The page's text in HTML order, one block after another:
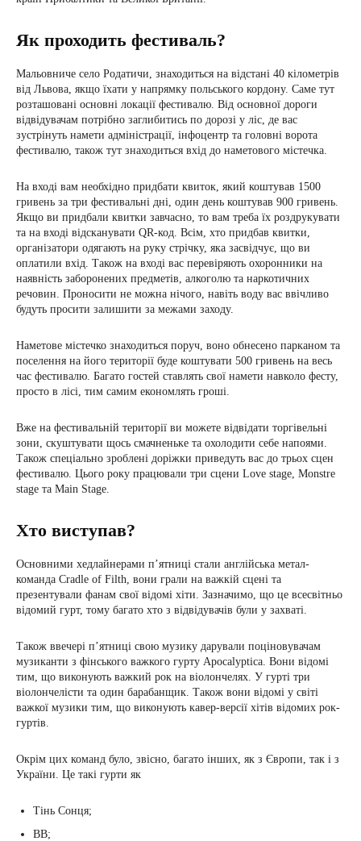
Як проходить фестиваль?
Мальовниче село Родатичи, знаходиться на відстані 40 кілометрів
від Львова, якщо їхати у напрямку польського кордону. Саме тут
розташовані основні локації фестивалю. Від основної дороги
відвідувачам потрібно заглибитись по дорозі у ліс, де вас
зустрінуть намети адміністрації, інфоцентр та головні ворота
фестивалю, також тут знаходиться вхід до наметового містечка.
На вході вам необхідно придбати квиток, який коштував 1500
гривень за три фестивальні дні, один день коштував 900 гривень.
Якщо ви придбали квитки завчасно, то вам треба їх роздрукувати
та на вході відсканувати QR-код. Всім, хто придбав квитки,
організатори одягають на руку стрічку, яка засвідчує, що ви
оплатили вхід. Також на вході вас перевіряють охоронники на
наявність заборонених предметів, алкоголю та наркотичних
речовин. Проносити не можна нічого, навіть воду вас ввічливо
будуть просити залишити за межами заходу.
Наметове містечко знаходиться поруч, воно обнесено парканом та
поселення на його території буде коштувати 500 гривень на весь
час фестивалю. Багато гостей ставлять свої намети навколо фесту,
просто в лісі, тим самим економлять гроші.
Вже на фестивальній території ви можете відвідати торгівельні
зони, скуштувати щось смачненьке та охолодити себе напоями.
Також спеціально зроблені доріжки приведуть вас до трьох сцен
фестивалю. Цього року працювали три сцени Love stage, Monstre
stage та Main Stage.
Хто виступав?
Основними хедлайнерами п’ятниці стали англійська метал-
команда Cradle of Filth, вони грали на важкій сцені та
презентували фанам свої відомі хіти. Зазначимо, що це всесвітньо
відомий гурт, тому багато хто з відвідувачів були у захваті.
Також ввечері п’ятниці свою музику дарували поціновувачам
музиканти з фінського важкого гурту Apocalyptica. Вони відомі
тим, що виконують важкий рок на віолончелях. У гурті три
віолончелісти та один барабанщик. Також вони відомі у світі
важкої музики тим, що виконують кавер-версії хітів відомих рок-
гуртів.
Окрім цих команд було, звісно, багато інших, як з Європи, так і з
України. Це такі гурти як
Тінь Сонця;
ВВ;